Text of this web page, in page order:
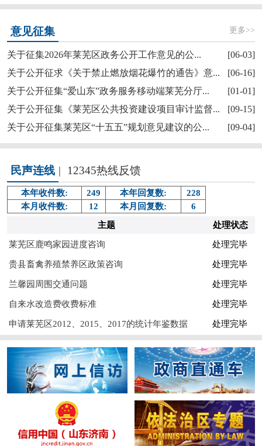
意见征集 更多>>
关于征集2026年莱芜区政务公开工作意见的公...
[06-03]
关于公开征求《关于禁止燃放烟花爆竹的通告》意...
[06-16]
关于公开征集“爱山东”政务服务移动端莱芜分厅...
[01-01]
关于公开征集《莱芜区公共投资建设项目审计监督...
[09-15]
关于公开征集莱芜区“十五五”规划意见建议的公...
[09-04]
民声连线 | 12345热线反馈